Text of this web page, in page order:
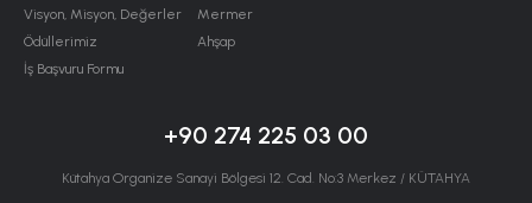
Visyon, Misyon, Değerler
Ödüllerimiz
İş Başvuru Formu
Mermer
Ahşap
+90 274 225 03 00
Kütahya Organize Sanayi Bölgesi 12. Cad. No:3 Merkez / KÜTAHYA